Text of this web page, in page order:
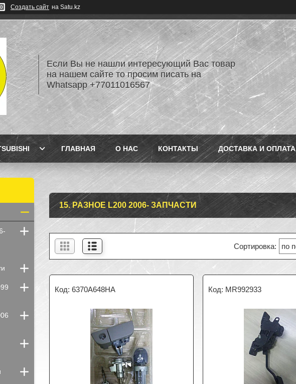
Создать сайт на Satu.kz
Если Вы не нашли интересующий Вас товар
на нашем сайте то просим писать на
Whatsapp +77011016567
ГЛАВНАЯ О НАС КОНТАКТЫ ДОСТАВКА И ОПЛАТА
15. РАЗНОЕ L200 2006- ЗАПЧАСТИ
6370A648HA MR992933